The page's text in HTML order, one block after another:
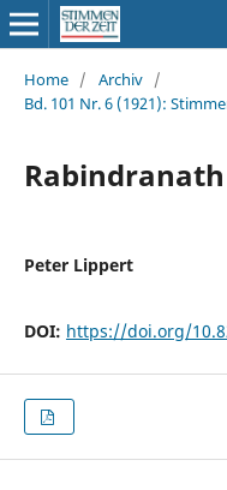
Home / Archiv /
Bd. 101 Nr. 6 (1921):
Peter Lippert
DOI: https://doi.org/